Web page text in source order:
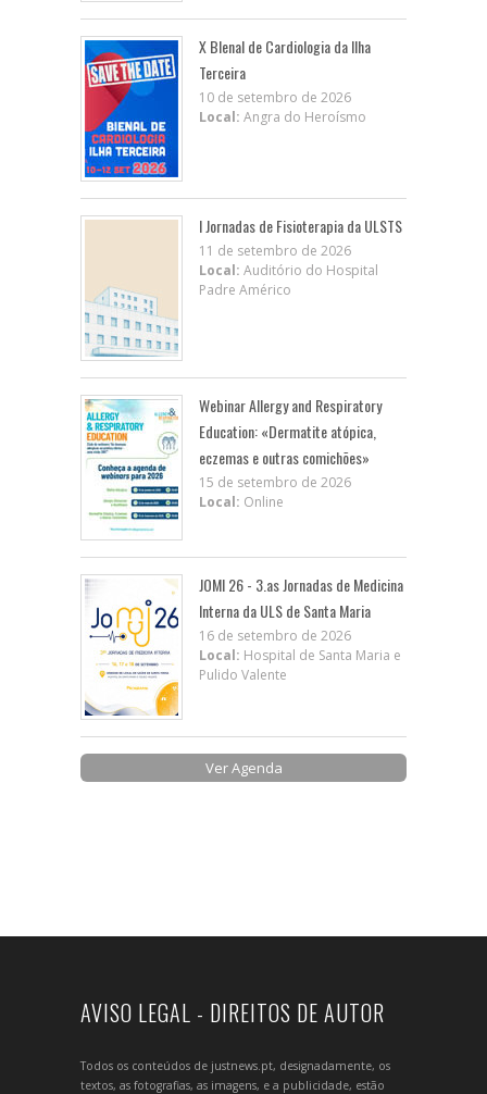
X BIenal de Cardiologia da Ilha
Terceira
10 de setembro de 2026
Local: Angra do Heroísmo
I Jornadas de Fisioterapia da ULSTS
11 de setembro de 2026
Local: Auditório do Hospital
Padre Américo
Webinar Allergy and Respiratory
Education: «Dermatite atópica,
eczemas e outras comichões»
15 de setembro de 2026
Local: Online
JOMI 26 - 3.as Jornadas de Medicina
Interna da ULS de Santa Maria
16 de setembro de 2026
Local: Hospital de Santa Maria e
Pulido Valente
Ver Agenda
AVISO LEGAL - DIREITOS DE AUTOR
Todos os conteúdos de justnews.pt, designadamente, os
textos, as fotografias, as imagens, e a publicidade, estão